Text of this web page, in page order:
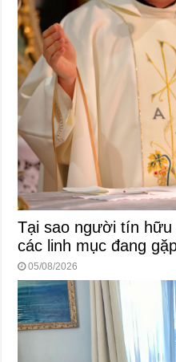
Tại sao người tín hữu
các linh mục đang
05/08/2026